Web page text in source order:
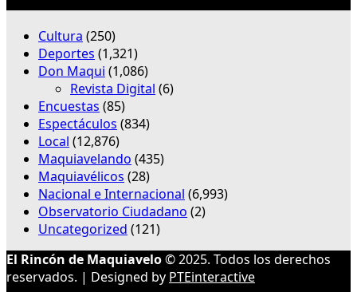
Cultura (250)
Deportes (1,321)
Don Maqui (1,086)
Revista Digital (6)
Encuestas (85)
Espectáculos (834)
Local (12,876)
Maquiavelando (435)
Maquiavélicos (28)
Nacional e Internacional (6,993)
Observatorio Ciudadano (2)
Uncategorized (121)
El Rincón de Maquiavelo© 2025. Todos los derechos
reservados. | Designed by PTEinteractive